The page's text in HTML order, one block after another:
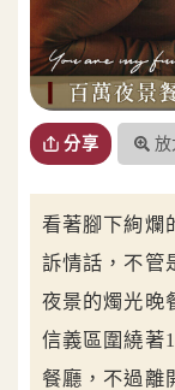
分享 放
看著腳下絢爛
訴情話，不管
夜景的燭光晚
信義區圍繞著
餐廳，不過離